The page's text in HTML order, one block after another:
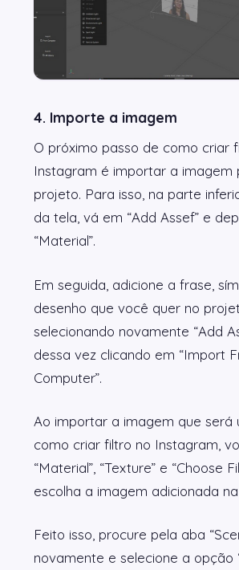
4. Importe a imagem
O próximo passo de como criar
Instagram é importar a imagem
projeto. Para isso, na parte
da tela, vá em “Add Assef” e
“Material”.
Em seguida, adicione a frase,
desenho que você quer no
selecionando novamente “Add
dessa vez clicando em “Import
Computer”.
Ao importar a imagem que será
como criar filtro no Instagram,
“Material”, “Texture” e “Choose
escolha a imagem adicionada
Feito isso, procure pela aba
novamente e selecione a opção